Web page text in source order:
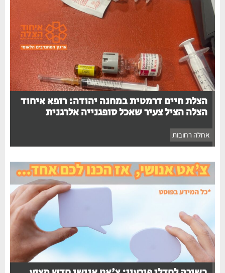
הצלת חיים דרמטית במחנה יהודה: רופא איחוד
הצלה הציל צעיר שאכל סופגנייה אלרגנית
אחלה רחובות